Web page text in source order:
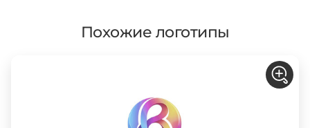
Похожие логотипы